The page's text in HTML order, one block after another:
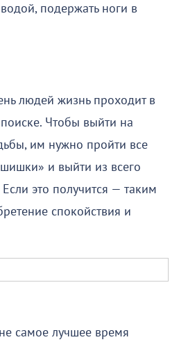
подержать ноги в
людей жизнь проходит в
Чтобы выйти на
им нужно пройти все
и выйти из всего
это получится — таким
спокойствия и
самое лучшее время